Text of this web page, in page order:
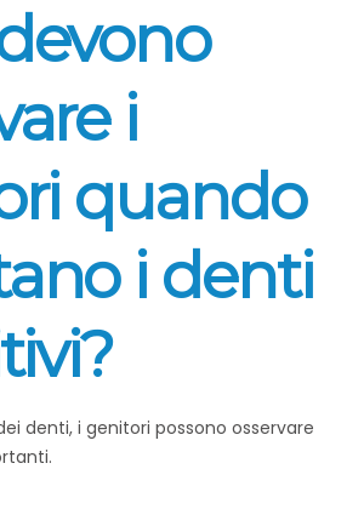
i
quando
i denti
denti, i genitori possono osservare